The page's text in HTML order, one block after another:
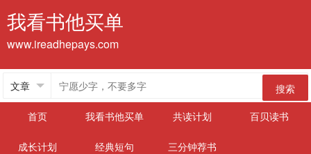
我看书他买单
www.ireadhepays.com
搜索
首页
我看书他买单 共读计划 百贝读书
成长计划 经典短句
三分钟荐书